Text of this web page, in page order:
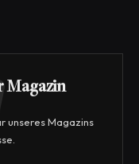
Magazin
unseres Magazins